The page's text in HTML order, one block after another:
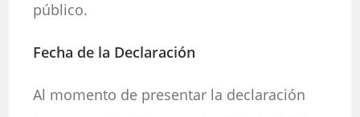
público.
Fecha de la Declaración
Al momento de presentar la declaración